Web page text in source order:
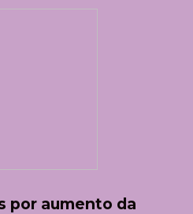
por aumento da